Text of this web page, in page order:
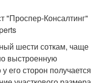
"Проспер-Консалтинг"
шести соткам, чаще
выстроенную
его сторон получается